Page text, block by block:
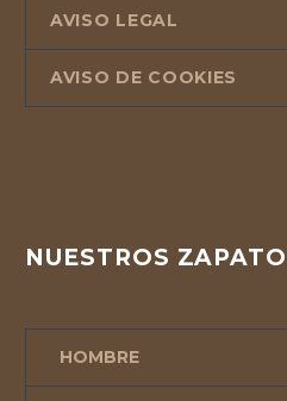
AVISO LEGAL
AVISO DE COOKIES
NUESTROS
HOMBRE